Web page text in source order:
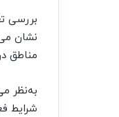
بررسی
نشان
مناطق
به‌نظر
شرایط